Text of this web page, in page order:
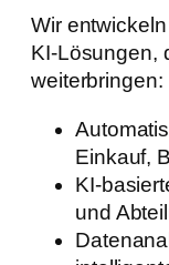
Wir
KI-Lösungen,
weiterbringen:
Einkauf,
KI-
und